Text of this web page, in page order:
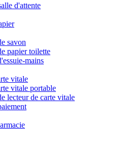
d'attente
savon
papier toilette
mains
vitale
vitale portable
lecteur de carte vitale